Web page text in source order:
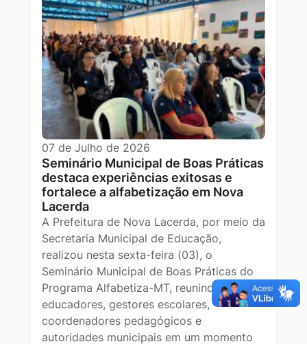
07 de Julho de 2026
Seminário Municipal de Boas Práticas
destaca experiências exitosas e
fortalece a alfabetização em Nova
Lacerda
A Prefeitura de Nova Lacerda, por meio da
Secretaria Municipal de Educação,
realizou nesta sexta-feira (03), o
Seminário Municipal de Boas Práticas do
Programa Alfabetiza-MT, reunindo
educadores, gestores escolares,
coordenadores pedagógicos e
autoridades municipais em um momento